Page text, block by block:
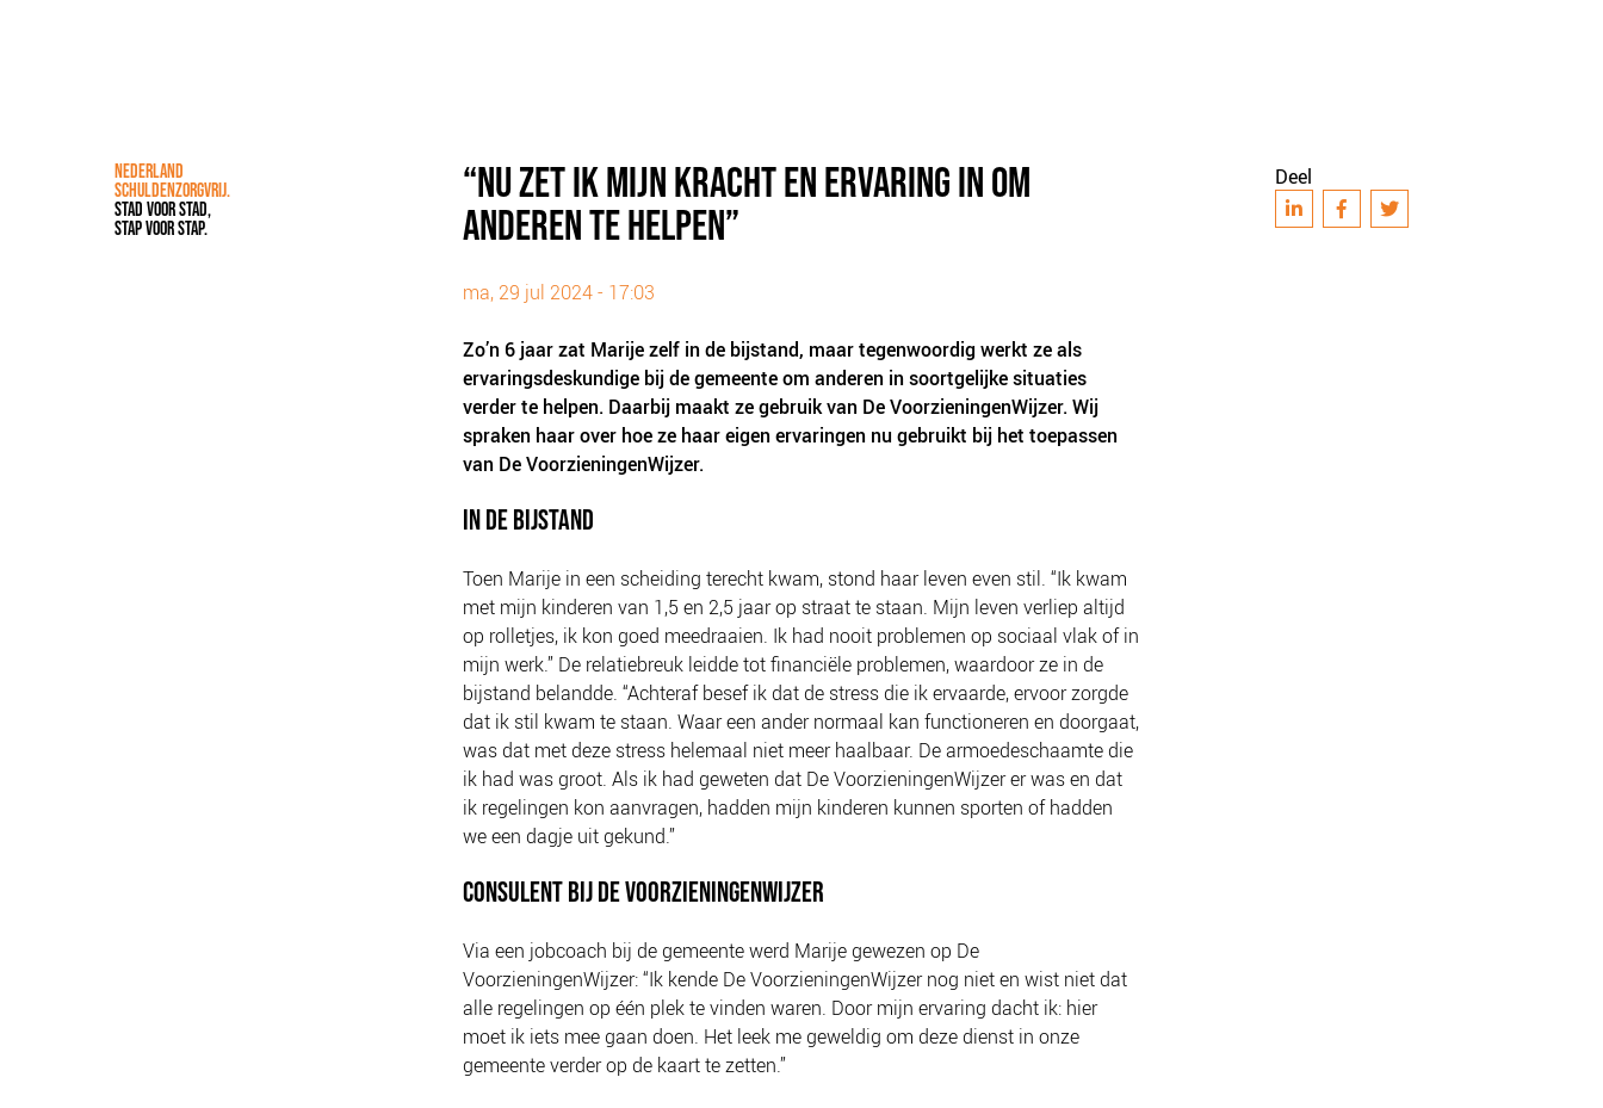
NEDERLAND
SCHULDENZORGVRIJ.
STAD VOOR STAD,
STAP VOOR STAP.
“NU ZET IK MIJN KRACHT EN ERVARING IN OM
ANDEREN TE HELPEN”
ma, 29 jul 2024 - 17:03
Zo’n 6 jaar zat Marije zelf in de bijstand, maar tegenwoordig werkt ze als
ervaringsdeskundige bij de gemeente om anderen in soortgelijke situaties
verder te helpen. Daarbij maakt ze gebruik van De VoorzieningenWijzer. Wij
spraken haar over hoe ze haar eigen ervaringen nu gebruikt bij het toepassen
van De VoorzieningenWijzer.
IN DE BIJSTAND
Toen Marije in een scheiding terecht kwam, stond haar leven even stil. “Ik kwam
met mijn kinderen van 1,5 en 2,5 jaar op straat te staan. Mijn leven verliep altijd
op rolletjes, ik kon goed meedraaien. Ik had nooit problemen op sociaal vlak of in
mijn werk.” De relatiebreuk leidde tot financiële problemen, waardoor ze in de
bijstand belandde. “Achteraf besef ik dat de stress die ik ervaarde, ervoor zorgde
dat ik stil kwam te staan. Waar een ander normaal kan functioneren en doorgaat,
was dat met deze stress helemaal niet meer haalbaar. De armoedeschaamte die
ik had was groot. Als ik had geweten dat De VoorzieningenWijzer er was en dat
ik regelingen kon aanvragen, hadden mijn kinderen kunnen sporten of hadden
we een dagje uit gekund.”
CONSULENT BIJ DE VOORZIENINGENWIJZER
Via een jobcoach bij de gemeente werd Marije gewezen op De
VoorzieningenWijzer: “Ik kende De VoorzieningenWijzer nog niet en wist niet dat
alle regelingen op één plek te vinden waren. Door mijn ervaring dacht ik: hier
moet ik iets mee gaan doen. Het leek me geweldig om deze dienst in onze
gemeente verder op de kaart te zetten.”
Deel